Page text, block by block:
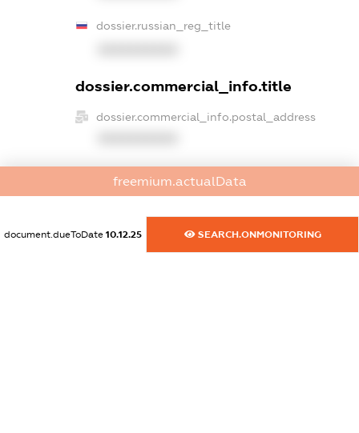
dossier.russian_reg_title
dossier.commercial_info.title
dossier.commercial_info.postal_address
XXXXXXXXXX
dossier.commercial_info.fax
XXXXXXXXXX
freemium.actualData
document.dueToDate 10.12.25 SEARCH.ONMONITORING